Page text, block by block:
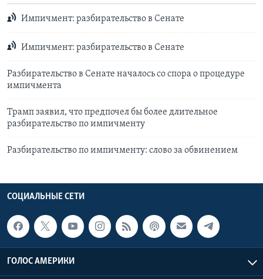
Импичмент: разбирательство в Сенате
Импичмент: разбирательство в Сенате
Разбирательство в Сенате началось со спора о процедуре
импичмента
Трамп заявил, что предпочел бы более длительное
разбирательство по импичменту
Разбирательство по импичменту: слово за обвинением
СОЦИАЛЬНЫЕ СЕТИ
ГОЛОС АМЕРИКИ